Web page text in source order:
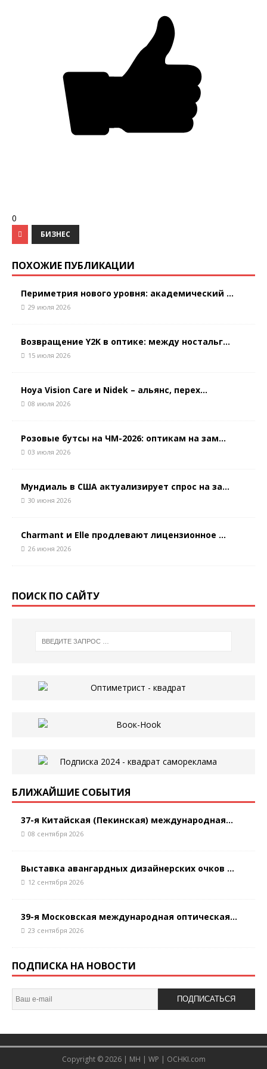
0
БИЗНЕС
ПОХОЖИЕ ПУБЛИКАЦИИ
Периметрия нового уровня: академический ...
29 июля 2026
Возвращение Y2K в оптике: между ностальг...
15 июля 2026
Hoya Vision Care и Nidek – альянс, перех...
08 июля 2026
Розовые бутсы на ЧМ-2026: оптикам на зам...
03 июля 2026
Мундиаль в США актуализирует спрос на за...
30 июня 2026
Charmant и Elle продлевают лицензионное ...
26 июня 2026
ПОИСК ПО САЙТУ
БЛИЖАЙШИЕ СОБЫТИЯ
37-я Китайская (Пекинская) международная...
08 сентября 2026
Выставка авангардных дизайнерских очков ...
12 сентября 2026
39-я Московская международная оптическая...
23 сентября 2026
ПОДПИСКА НА НОВОСТИ
ПОДПИСАТЬСЯ
Copyright © 2026 | MH | WP | OCHKI.com